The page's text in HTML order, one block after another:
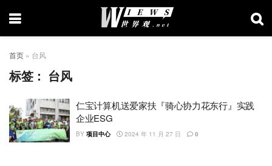
首页 » 台风
标签： 台风
仁宝计算机送爱家扶『骑心协力花东行』实践
企业ESG
BY 项目中心 2024 年 11 月 27 日 0